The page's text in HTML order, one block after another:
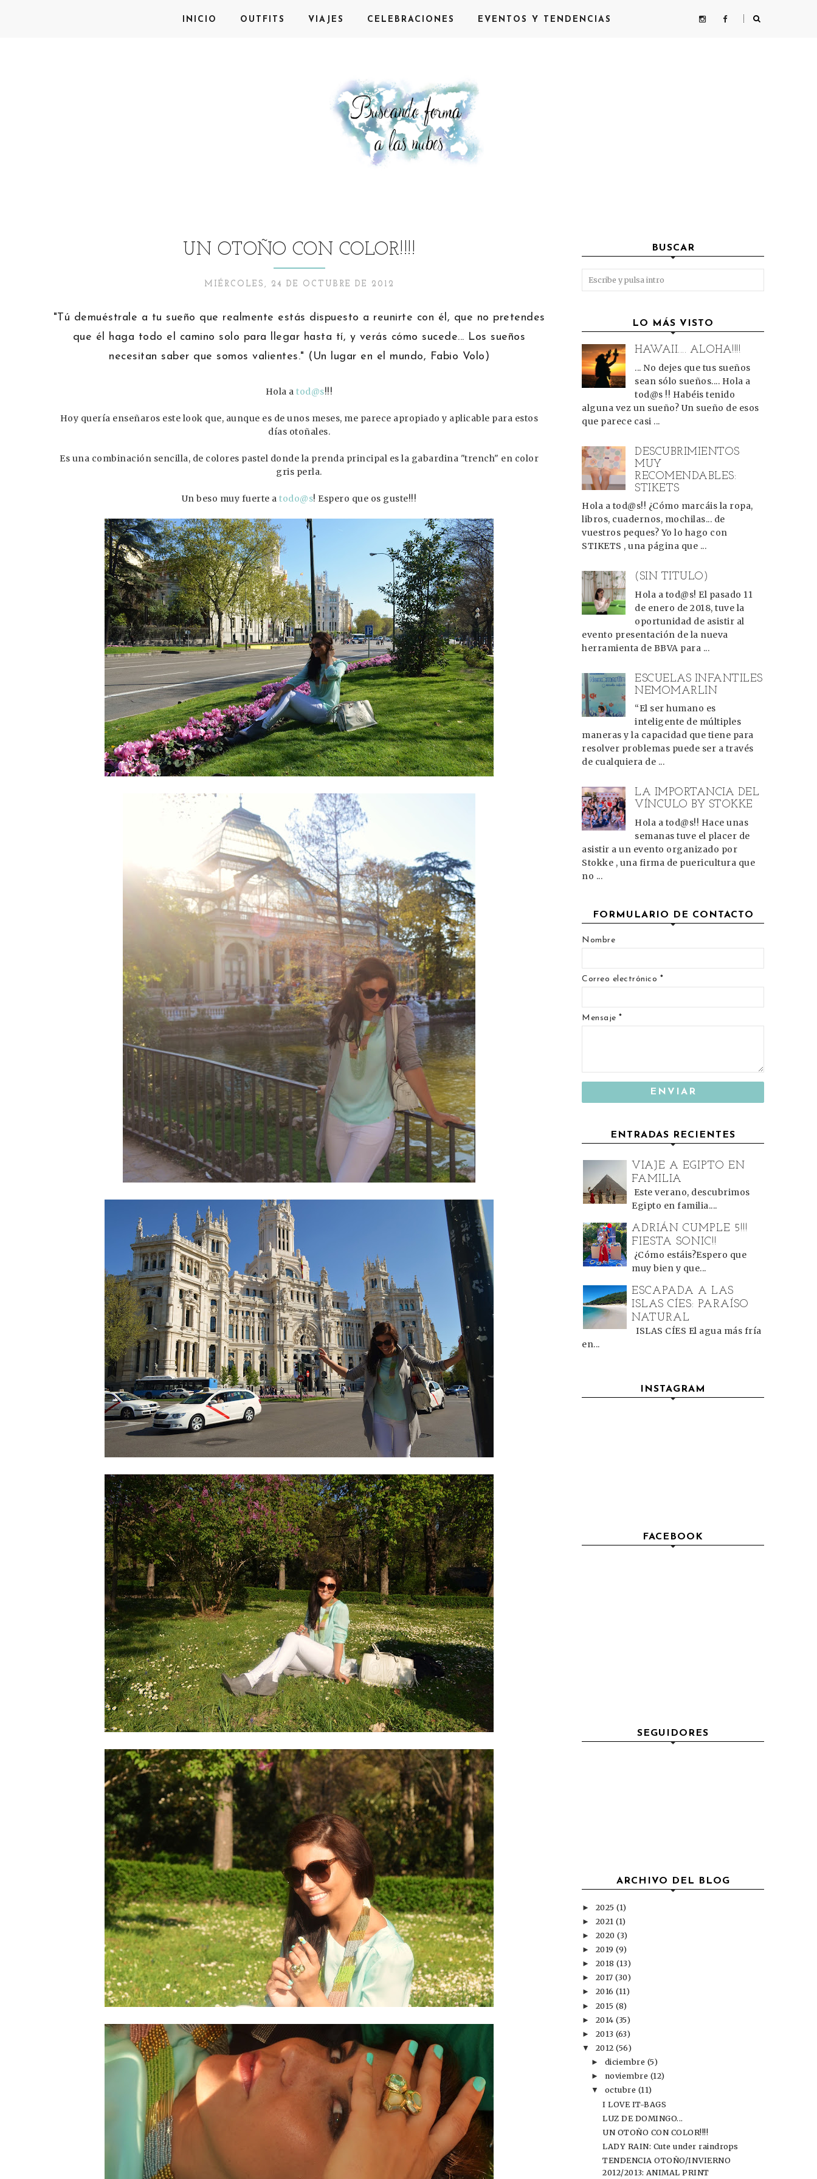
INICIO OUTFITS VIAJES CELEBRACIONES EVENTOS Y TENDENCIAS
UN OTOÑO CON COLOR!!!!
MIÉRCOLES, 24 DE OCTUBRE DE 2012
"Tú demuéstrale a tu sueño que realmente estás dispuesto a reunirte con él, que no pretendes
que él haga todo el camino solo para llegar hasta tí, y verás cómo sucede... Los sueños
necesitan saber que somos valientes." (Un lugar en el mundo, Fabio Volo)
Hola atod@s!!!
Hoy quería enseñaros este look que, aunque es de unos meses, me parece apropiado y aplicable para estos
días otoñales.
Es una combinación sencilla, de colores pastel donde la prenda principal es la gabardina "trench" en color
gris perla.
Un beso muy fuerte atodo@s! Espero que os guste!!!
BUSCAR
LO MÁS VISTO
HAWAII.... ALOHA!!!!
... No dejes que tus sueños
sean sólo sueños.... Hola a
tod@s !! Habéis tenido
alguna vez un sueño? Un sueño de esos
que parece casi ...
DESCUBRIMIENTOS
MUY
RECOMENDABLES:
STIKETS
Hola a tod@s!! ¿Cómo marcáis la ropa,
libros, cuadernos, mochilas... de
vuestros peques? Yo lo hago con
STIKETS , una página que ...
(SIN TÍTULO)
Hola a tod@s! El pasado 11
de enero de 2018, tuve la
oportunidad de asistir al
evento presentación de la nueva
herramienta de BBVA para ...
ESCUELAS INFANTILES
NEMOMARLIN
“El ser humano es
inteligente de múltiples
maneras y la capacidad que tiene para
resolver problemas puede ser a través
de cualquiera de ...
LA IMPORTANCIA DEL
VÍNCULO BY STOKKE
Hola a tod@s!! Hace unas
semanas tuve el placer de
asistir a un evento organizado por
Stokke , una firma de puericultura que
no ...
FORMULARIO DE CONTACTO
Nombre
Correo electrónico *
Mensaje *
ENTRADAS RECIENTES
VIAJE A EGIPTO EN
FAMILIA
Este verano, descubrimos
Egipto en familia....
ADRIÁN CUMPLE 5!!!
FIESTA SONIC!!
¿Cómo estáis?Espero que
muy bien y que...
ESCAPADA A LAS
ISLAS CÍES: PARAÍSO
NATURAL
ISLAS CÍES El agua más fría
en...
INSTAGRAM
FACEBOOK
SEGUIDORES
ARCHIVO DEL BLOG
► 2025 (1)
► 2021 (1)
► 2020 (3)
► 2019 (9)
► 2018 (13)
► 2017 (30)
► 2016 (11)
► 2015 (8)
► 2014 (35)
► 2013 (63)
▼ 2012 (56)
► diciembre (5)
► noviembre (12)
▼ octubre (11)
I LOVE IT-BAGS
LUZ DE DOMINGO...
UN OTOÑO CON COLOR!!!!
LADY RAIN: Cute under raindrops
TENDENCIA OTOÑO/INVIERNO
2012/2013: ANIMAL PRINT